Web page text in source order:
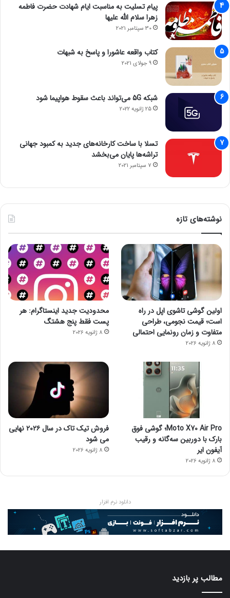
پیام تسلیت به مناسبت ایام شهادت حضرت فاطمه
زهرا سلام الله علیها
30 سپتامبر 2021
کتاب واقعه عاشورا و پاسخ به شبهات
9 جولای 2021
شبکه 5G می‌تواند باعث سقوط هواپیما شود
25 ژانویه 2022
تسلا با ساخت کارخانه‌های جدید به کمبود جهانی
تراشه‌ها پایان می‌بخشد
7 سپتامبر 2021
نوشته‌های تازه
اولین گوشی تاشوی اپل در راه
است؛ قیمت نجومی، طراحی
متفاوت و زمان رونمایی احتمالی
8 ژانویه 2026
محدودیت جدید اینستاگرام: هر
پست فقط پنج هشتگ
8 ژانویه 2026
Moto X70 Air Pro؛ گوشی فوق
بارک با دوربین سه‌گانه و رقیب
آیفون ایر
8 ژانویه 2026
فروش تیک تاک در سال ۲۰۲۶ نهایی
می شود
8 ژانویه 2026
دانلود نرم افزار
مطالب پر بازدید